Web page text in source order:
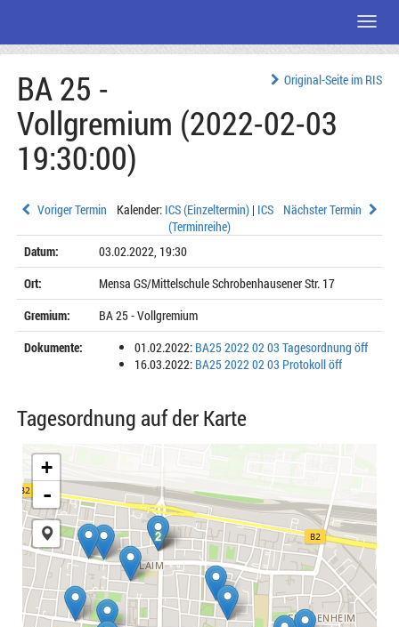
Seiteninhalt
Original-Seite im RIS
BA 25 -
Vollgremium (2022-02-03
19:30:00)
Nächster Termin
Voriger Termin Kalender: ICS (Einzeltermin) | ICS
(Terminreihe)
Datum:
03.02.2022, 19:30
Ort:
Mensa GS/Mittelschule Schrobenhausener Str. 17
Gremium:
BA 25 - Vollgremium
Dokumente:
01.02.2022: BA25 2022 02 03 Tagesordnung öff
16.03.2022: BA25 2022 02 03 Protokoll öff
Tagesordnung auf der Karte
2
2
+
-